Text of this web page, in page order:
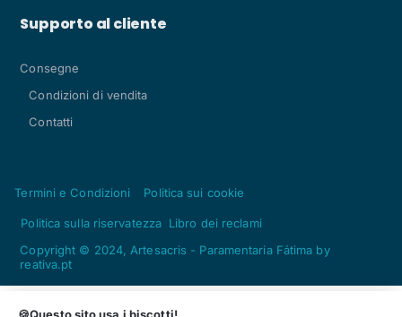
Qtà
Supporto al cliente
Consegne
Condizioni di vendita
Contatti
Termini e Condizioni Politica sui cookie
Politica sulla riservatezza Libro dei reclami
Copyright © 2024, Artesacris - Paramentaria Fátima by
reativa.pt